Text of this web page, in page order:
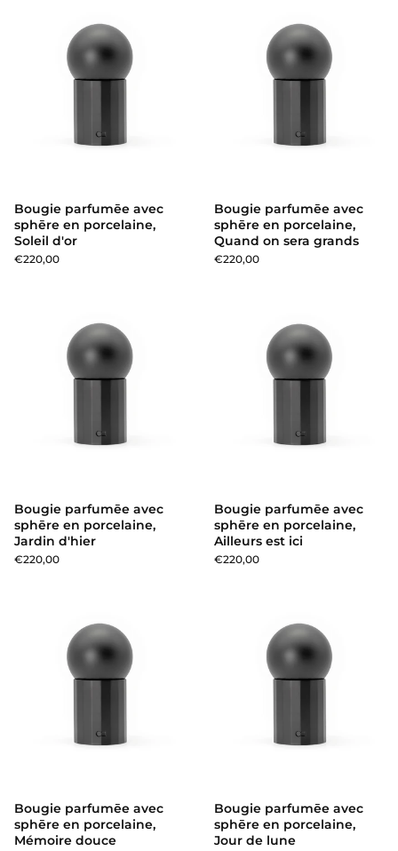
Bougie parfumēe avec
sphēre en porcelaine,
Soleil d'or
€220,00
Bougie parfumēe avec
sphēre en porcelaine,
Quand on sera grands
€220,00
Bougie parfumēe avec
sphēre en porcelaine,
Jardin d'hier
€220,00
Bougie parfumēe avec
sphēre en porcelaine,
Ailleurs est ici
€220,00
Bougie parfumēe avec
sphēre en porcelaine,
Mémoire douce
Bougie parfumēe avec
sphēre en porcelaine,
Jour de lune